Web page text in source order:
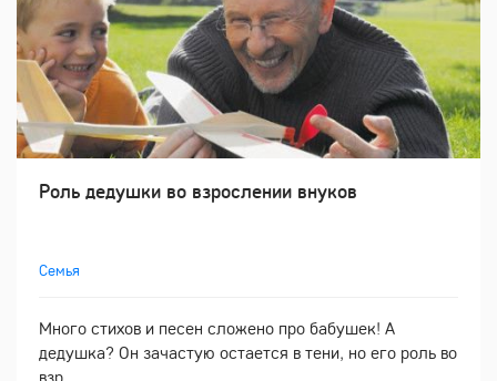
Роль дедушки во взрослении внуков
Семья
Много стихов и песен сложено про бабушек! А
дедушка? Он зачастую остается в тени, но его роль во